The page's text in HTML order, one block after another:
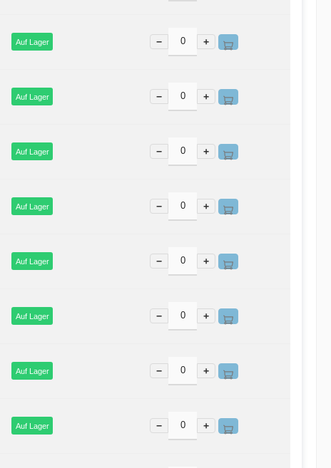
Auf Lager − +
Auf Lager − +
Auf Lager − +
Auf Lager − +
Auf Lager − +
Auf Lager − +
Auf Lager − +
Auf Lager − +